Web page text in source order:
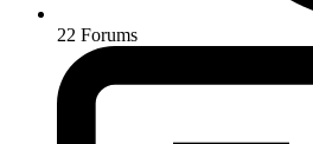
22 Forums